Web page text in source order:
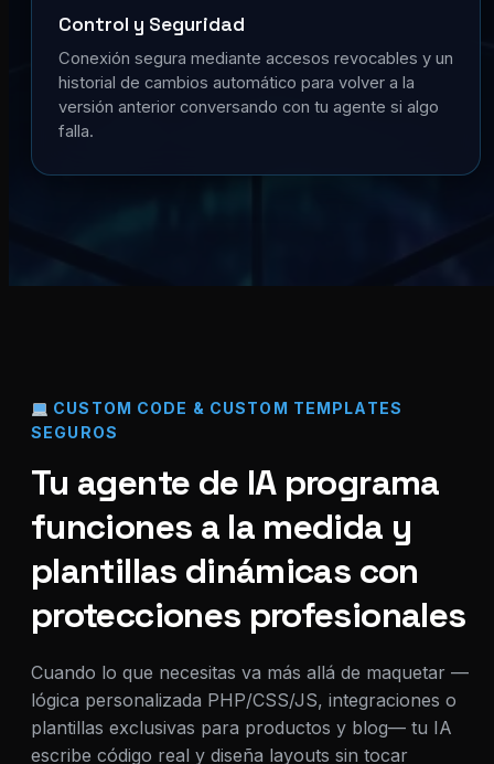
Control y Seguridad
Conexión segura mediante accesos revocables y un
historial de cambios automático para volver a la
versión anterior conversando con tu agente si algo
falla.
CUSTOM CODE & CUSTOM TEMPLATES
SEGUROS
Tu agente de IA programa
funciones a la medida y
plantillas dinámicas con
protecciones profesionales
Cuando lo que necesitas va más allá de maquetar —
lógica personalizada PHP/CSS/JS, integraciones o
plantillas exclusivas para productos y blog— tu IA
escribe código real y diseña layouts sin tocar